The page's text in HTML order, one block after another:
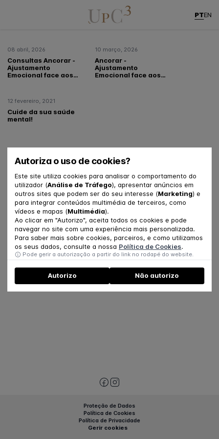
Autoriza o uso de cookies?
Este site utiliza cookies para analisar o comportamento do
utilizador (Análise de Tráfego), apresentar anúncios em
outros sites que podem ser do seu interesse (Marketing) e
para integrar conteúdos multimédia de terceiros, como
vídeos e mapas (Multimédia).
Ao clicar em "Autorizo", aceita todos os cookies e pode
navegar no site com uma experiência mais personalizada.
Para saber mais sobre cookies, parceiros, e como utilizamos
os seus dados, consulte a nossa Política de Cookies.
Pode gerir a autorização a partir do link no rodapé do website.
Autorizo Não autorizo
PTEN
08 abril, 2026
Consultas Ancorar -
Ajustamento
Emocional face aos
Portugal
10 março, 2026
Ancorar -
Ajustamento
Emocional face aos
12 fevereiro, 2021
Cuide da sua saúde
mental!
3 artigos encontrados para Ensino
Proteção de Dados
Política de Cookies
Política de Privacidade
Gerir cookies